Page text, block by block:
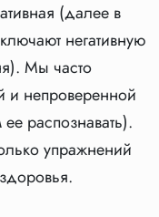
(далее в
негативную
Мы часто
и непроверенной
распознавать).
упражнений